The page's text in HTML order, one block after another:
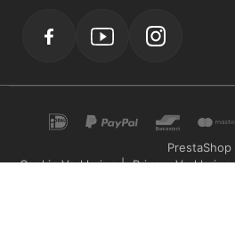
PrestaShop
Cookie Verklaring
Privacy Verklaring